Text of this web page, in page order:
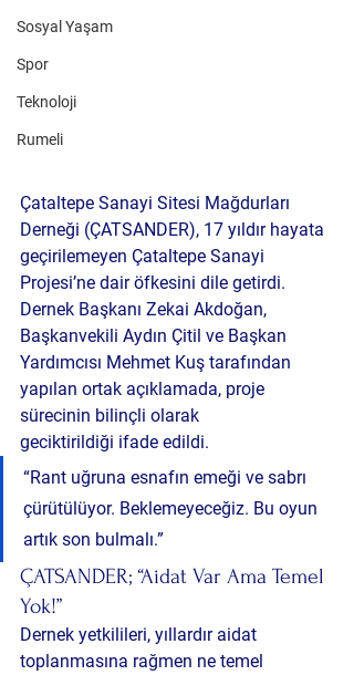
Sosyal Yaşam
Spor
Teknoloji
Rumeli
Çataltepe Sanayi Sitesi Mağdurları
Derneği (ÇATSANDER), 17 yıldır hayata
geçirilemeyen Çataltepe Sanayi
Projesi’ne dair öfkesini dile getirdi.
Dernek Başkanı Zekai Akdoğan,
Başkanvekili Aydın Çitil ve Başkan
Yardımcısı Mehmet Kuş tarafından
yapılan ortak açıklamada, proje
sürecinin bilinçli olarak
geciktirildiği ifade edildi.
“Rant uğruna esnafın emeği ve sabrı
çürütülüyor. Beklemeyeceğiz. Bu oyun
artık son bulmalı.”
ÇATSANDER; “Aidat Var Ama Temel
Yok!”
Dernek yetkilileri, yıllardır aidat
toplanmasına rağmen ne temel